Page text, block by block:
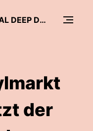
REEPERBAHN FESTIVAL DEEP DIVE
der